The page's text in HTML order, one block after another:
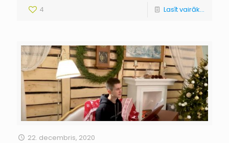
4 Lasīt vairāk...
22. decembris, 2020